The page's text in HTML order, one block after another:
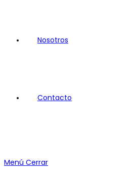
Nosotros
Contacto
Menú Cerrar